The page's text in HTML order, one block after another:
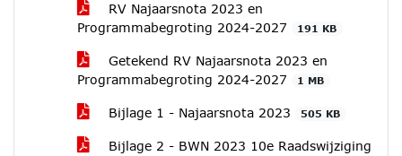
RV Najaarsnota 2023 en
Programmabegroting 2024-2027
191 KB
Getekend RV Najaarsnota 2023 en
Programmabegroting 2024-2027
1 MB
Bijlage 1 - Najaarsnota 2023 505 KB
Bijlage 2 - BWN 2023 10e Raadswijziging